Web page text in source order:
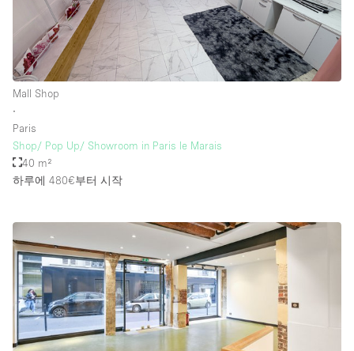
Mall Shop
∙
Paris
Shop/ Pop Up/ Showroom in Paris le Marais
40 m²
하루에 480€부터 시작